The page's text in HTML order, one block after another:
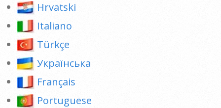
Hrvatski
Italiano
Türkçe
Українська
Français
Portuguese